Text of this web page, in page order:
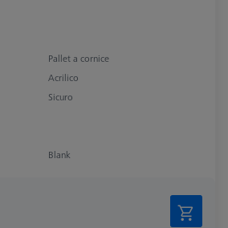
Pallet a cornice
Acrilico
Sicuro
Blank